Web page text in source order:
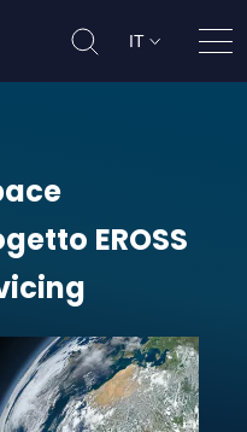
IT
coordinerà il
EROSS